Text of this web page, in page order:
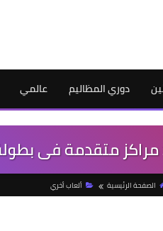
دوري المظاليم عالمي
متقدمة فى
الصفحة الرئيسية ألعاب أخري